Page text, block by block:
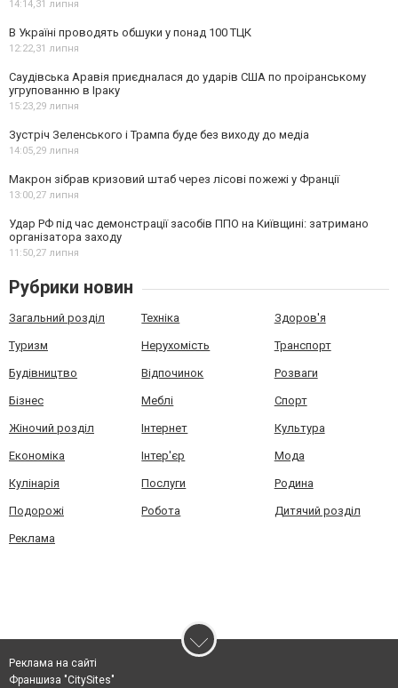
14:14,31 липня
В Україні проводять обшуки у понад 100 ТЦК
12:22,31 липня
Саудівська Аравія приєдналася до ударів США по проіранському
угрупованню в Іраку
15:23,29 липня
Зустріч Зеленського і Трампа буде без виходу до медіа
14:05,29 липня
Макрон зібрав кризовий штаб через лісові пожежі у Франції
13:00,27 липня
Удар РФ під час демонстрації засобів ППО на Київщині: затримано
організатора заходу
11:50,27 липня
Рубрики новин
Загальний розділ Техніка Здоров'я
Туризм Нерухомість Транспорт
Будівництво Відпочинок Розваги
Бізнес Меблі Спорт
Жіночий розділ Інтернет Культура
Економіка Інтер'єр Мода
Кулінарія Послуги Родина
Подорожі Робота Дитячий розділ
Реклама
Реклама на сайті
Франшиза "CitySites"